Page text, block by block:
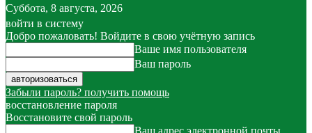
Суббота, 8 августа, 2026
войти в систему
Добро пожаловать! Войдите в свою учётную запись
Ваше имя пользователя
Ваш пароль
Забыли пароль? получить помощь
восстановление пароля
Восстановите свой пароль
Ваш адрес электронной почты